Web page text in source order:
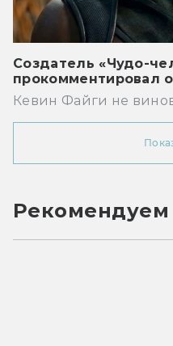
Создатель «Чудо-
прокомментировал
Кевин Файги не
Рекомендуем